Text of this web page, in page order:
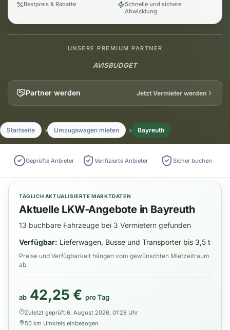
Bestpreis & Rabatte
Schnelle und sichere
Abwicklung
UNSERE PREMIUM PARTNER
AVISBUDGET
Partner werden Jetzt Vermieter werden
Startseite Umzugswagen mieten Bayreuth
Geprüfte Anbieter Verifizierte Anbieter Sicher buchen
TÄGLICH AKTUALISIERTE MARKTDATEN
Aktuelle LKW-Angebote in Bayreuth
13 buchbare Fahrzeuge bei 3 Vermietern gefunden
Verfügbar: Lieferwagen, Busse und Transporter bis 3,5 t
Preise und Verfügbarkeit hängen vom gewünschten Mietzeitraum
ab.
ab 42,25 € pro Tag
Zuletzt geprüft:6. August 2026, 01:28 Uhr
50 km Umkreis einbezogen